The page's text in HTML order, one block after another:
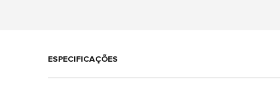
ESPECIFICAÇÕES